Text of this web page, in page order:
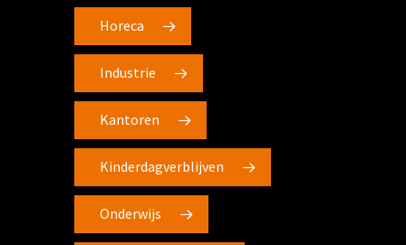
Horeca
Industrie
Kantoren
Kinderdagverblijven
Onderwijs